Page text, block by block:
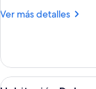
matrimonio
sofá
Ver más detalles
Más
Premium,
Abrir